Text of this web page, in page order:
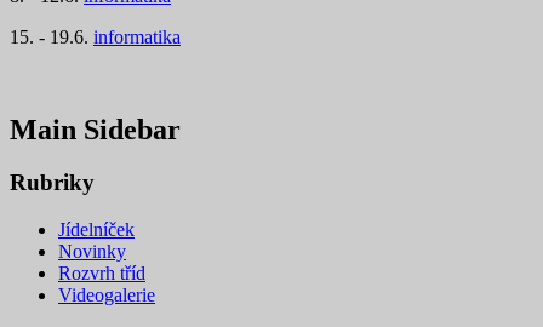
15. - 19.6. informatika
Main Sidebar
Rubriky
Jídelníček
Novinky
Rozvrh tříd
Videogalerie